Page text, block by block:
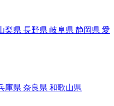
梨県 長野県 岐阜県 静岡県 愛
庫県 奈良県 和歌山県